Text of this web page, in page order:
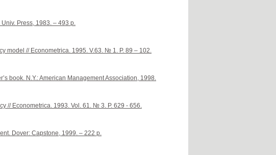
Press, 1983. – 493 p.
model // Econometrica. 1995. V.63. № 1. P. 89 – 102.
book. N.Y.: American Management Association, 1998.
// Econometrica. 1993. Vol. 61. № 3. P. 629 - 656.
Dover: Capstone, 1999. – 222 p.